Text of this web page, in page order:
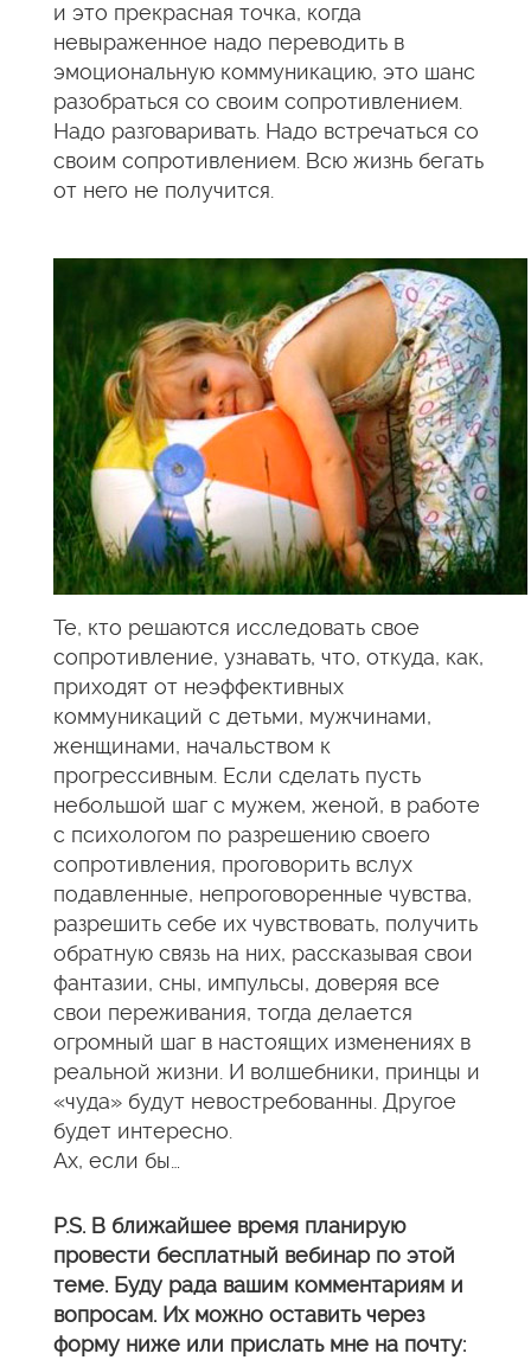
и это прекрасная точка, когда
невыраженное надо переводить в
эмоциональную коммуникацию, это шанс
разобраться со своим сопротивлением.
Надо разговаривать. Надо встречаться со
своим сопротивлением. Всю жизнь бегать
от него не получится.
Те, кто решаются исследовать свое
сопротивление, узнавать, что, откуда, как,
приходят от неэффективных
коммуникаций с детьми, мужчинами,
женщинами, начальством к
прогрессивным. Если сделать пусть
небольшой шаг с мужем, женой, в работе
с психологом по разрешению своего
сопротивления, проговорить вслух
подавленные, непроговоренные чувства,
разрешить себе их чувствовать, получить
обратную связь на них, рассказывая свои
фантазии, сны, импульсы, доверяя все
свои переживания, тогда делается
огромный шаг в настоящих изменениях в
реальной жизни. И волшебники, принцы и
«чуда» будут невостребованны. Другое
будет интересно.
Ах, если бы…
Р.S. В ближайшее время планирую
провести бесплатный вебинар по этой
теме. Буду рада вашим комментариям и
вопросам. Их можно оставить через
форму ниже или прислать мне на почту: